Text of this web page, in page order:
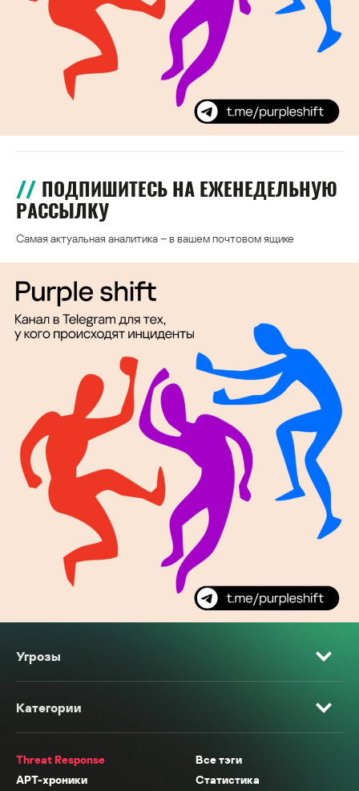
ПОДПИШИТЕСЬ НА ЕЖЕНЕДЕЛЬНУЮ
РАССЫЛКУ
Самая актуальная аналитика – в вашем почтовом ящике
Угрозы
Категории
Threat Response
Все тэги
APT-хроники
Статистика